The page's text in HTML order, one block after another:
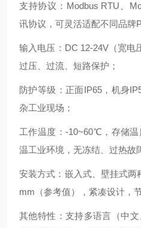
支持协议：Modbus RTU、
讯协议，可灵活适配不同品牌
输入电压：DC 12-24V（宽电
过压、过流、短路保护；
防护等级：正面IP65，机身
杂工业现场；
工作温度：-10~60℃，存储
温工业环境，无冻结、过热故
安装方式：嵌入式、壁挂式两
mm（参考值），紧凑设计，
其他特性：支持多语言（中